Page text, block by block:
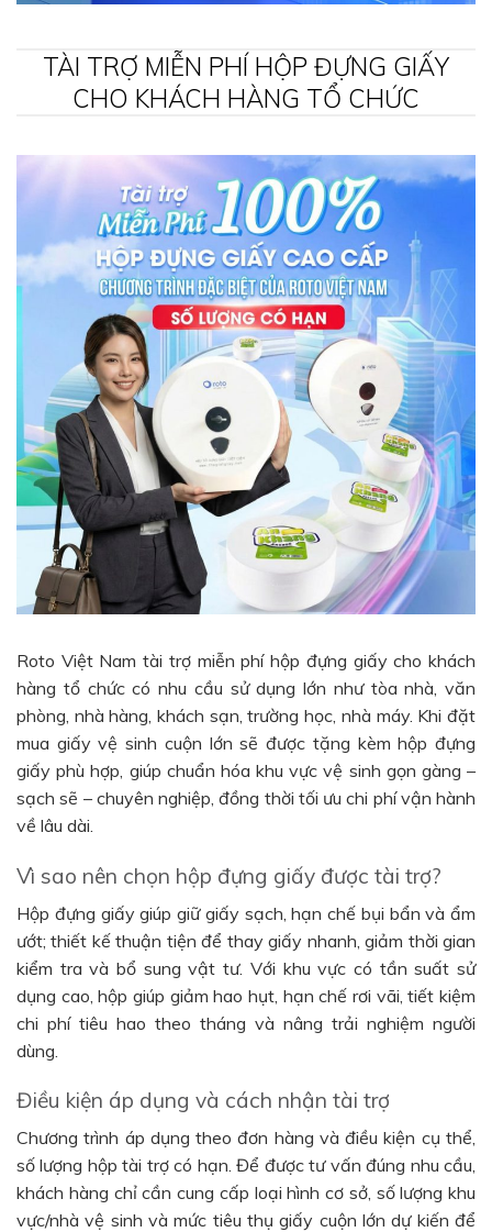
TÀI TRỢ MIỄN PHÍ HỘP ĐỰNG GIẤY
CHO KHÁCH HÀNG TỔ CHỨC
Roto Việt Nam tài trợ miễn phí hộp đựng giấy cho khách
hàng tổ chức có nhu cầu sử dụng lớn như tòa nhà, văn
phòng, nhà hàng, khách sạn, trường học, nhà máy. Khi đặt
mua giấy vệ sinh cuộn lớn sẽ được tặng kèm hộp đựng
giấy phù hợp, giúp chuẩn hóa khu vực vệ sinh gọn gàng –
sạch sẽ – chuyên nghiệp, đồng thời tối ưu chi phí vận hành
về lâu dài.
Vì sao nên chọn hộp đựng giấy được tài trợ?
Hộp đựng giấy giúp giữ giấy sạch, hạn chế bụi bẩn và ẩm
ướt; thiết kế thuận tiện để thay giấy nhanh, giảm thời gian
kiểm tra và bổ sung vật tư. Với khu vực có tần suất sử
dụng cao, hộp giúp giảm hao hụt, hạn chế rơi vãi, tiết kiệm
chi phí tiêu hao theo tháng và nâng trải nghiệm người
dùng.
Điều kiện áp dụng và cách nhận tài trợ
Chương trình áp dụng theo đơn hàng và điều kiện cụ thể,
số lượng hộp tài trợ có hạn. Để được tư vấn đúng nhu cầu,
khách hàng chỉ cần cung cấp loại hình cơ sở, số lượng khu
vực/nhà vệ sinh và mức tiêu thụ giấy cuộn lớn dự kiến để